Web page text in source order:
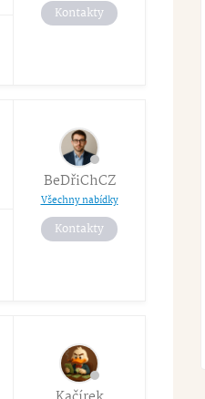
Kontakty
BeDřiChCZ
Všechny nabídky
Kontakty